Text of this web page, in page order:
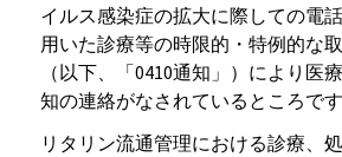
イルス感染症の拡大に際しての電
用いた診療等の時限的・特例的な
（以下、「0410通知」）により医
知の連絡がなされているところです
リタリン流通管理における診療、